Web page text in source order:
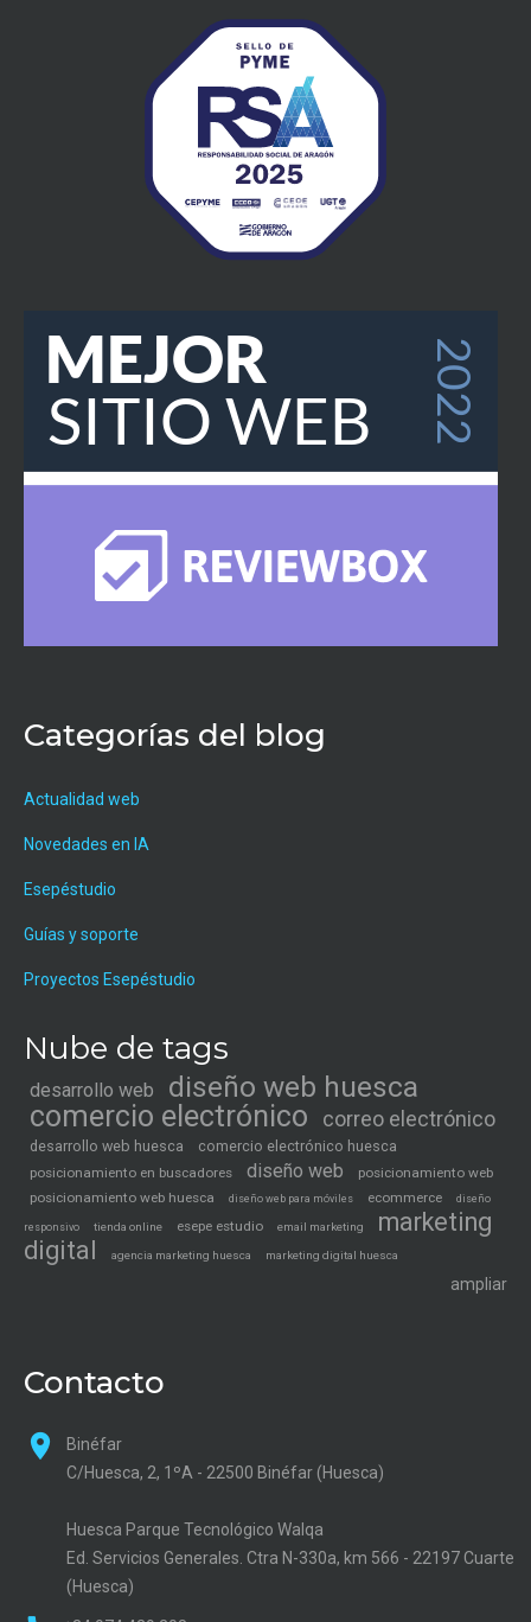
Categorías del blog
Actualidad web
Novedades en IA
Esepéstudio
Guías y soporte
Proyectos Esepéstudio
Nube de tags
desarrollo web
diseño web huesca
comercio electrónico
correo electrónico
desarrollo web huesca comercio electrónico huesca
posicionamiento en buscadores diseño web
posicionamiento web
posicionamiento web huesca
diseño web para móviles ecommerce diseño
responsivo tienda online esepe estudio email marketing
marketing
digital
agencia marketing huesca marketing digital huesca
ampliar
Contacto
Binéfar
C/Huesca, 2, 1ºA - 22500 Binéfar (Huesca)
Huesca Parque Tecnológico Walqa
Ed. Servicios Generales. Ctra N-330a, km 566 - 22197 Cuarte
(Huesca)